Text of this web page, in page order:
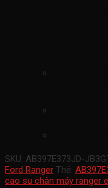
SKU: AB397E373JD-
Ford Ranger Thẻ:
cao su chân máy ranger